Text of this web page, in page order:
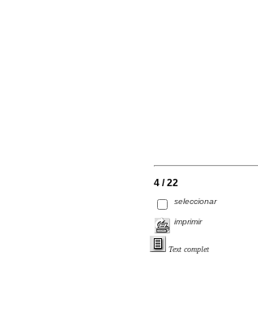
4 / 22
seleccionar
imprimir
Text complet